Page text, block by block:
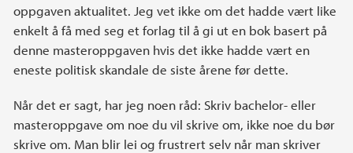
oppgaven aktualitet. Jeg vet ikke om det hadde vært like
enkelt å få med seg et forlag til å gi ut en bok basert på
denne masteroppgaven hvis det ikke hadde vært en
eneste politisk skandale de siste årene før dette.
Når det er sagt, har jeg noen råd: Skriv bachelor- eller
masteroppgave om noe du vil skrive om, ikke noe du bør
skrive om. Man blir lei og frustrert selv når man skriver